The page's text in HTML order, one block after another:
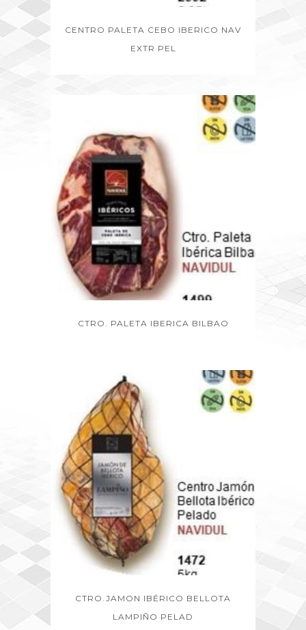
CENTRO PALETA CEBO IBERICO NAV
EXTR PEL
CTRO. PALETA IBERICA BILBAO
CTRO.JAMON IBÉRICO BELLOTA
LAMPIÑO PELAD